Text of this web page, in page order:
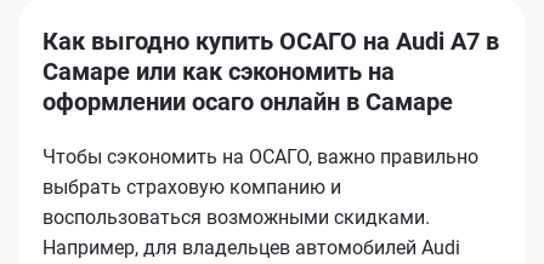
Как выгодно купить ОСАГО на Audi A7 в
Самаре или как сэкономить на
оформлении осаго онлайн в Самаре
Чтобы сэкономить на ОСАГО, важно правильно
выбрать страховую компанию и
воспользоваться возможными скидками.
Например, для владельцев автомобилей Audi